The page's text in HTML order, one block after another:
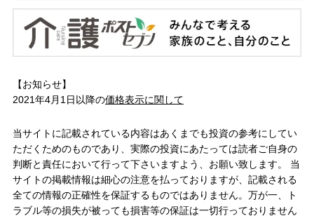
【お知らせ】
2021年4月1日以降の価格表示に関して
当サイトに記載されている内容はあくまでも投資の参考にしてい
ただくためのものであり、実際の投資にあたっては読者ご自身の
判断と責任において行って下さいますよう、お願い致します。 当
サイトの掲載情報は細心の注意を払っておりますが、記載される
全ての情報の正確性を保証するものではありません。万が一、ト
ラブル等の損失が被っても損害等の保証は一切行っておりません